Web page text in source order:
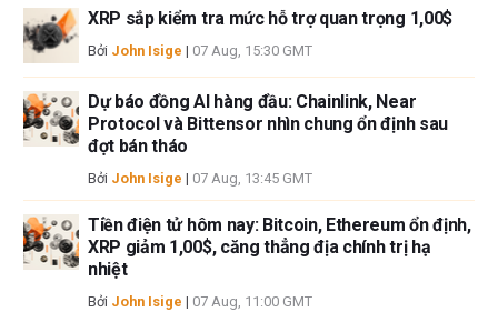
cập trong bài viết này và không có quan hệ kinh doanh với bất kỳ công ty
nào được đề cập. Tác giả không nhận được tiền công cho việc viết bài
này, ngoài từ FXStreet.
FXStreet và tác giả không cung cấp các đề xuất được cá nhân hóa. Tác
giả không cam đoan về tính chính xác, đầy đủ hoặc phù hợp của thông
tin này. FXStreet và tác giả sẽ không chịu trách nhiệm về bất kỳ sai sót,
thiếu sót hoặc bất kỳ tổn thất, thương tích hoặc thiệt hại nào phát sinh từ
thông tin này và việc hiển thị hoặc sử dụng thông tin này. Ngoại trừ các
lỗi và thiếu sót.
Tác giả và FXStreet không phải là các cố vấn đầu tư đã đăng ký và không
có nội dung nào trong bài viết này nhằm mục đích tư vấn đầu tư.
XRP sắp kiểm tra mức hỗ trợ quan trọng 1,00$
Bởi John Isige | 07 Aug, 15:30 GMT
Dự báo đồng AI hàng đầu: Chainlink, Near
Protocol và Bittensor nhìn chung ổn định sau
đợt bán tháo
Bởi John Isige | 07 Aug, 13:45 GMT
Tiền điện tử hôm nay: Bitcoin, Ethereum ổn định,
XRP giảm 1,00$, căng thẳng địa chính trị hạ
nhiệt
Bởi John Isige | 07 Aug, 11:00 GMT